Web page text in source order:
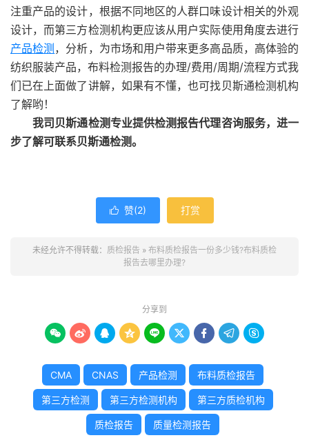
注重产品的设计，根据不同地区的人群口味设计相关的外观
设计，而第三方检测机构更应该从用户实际使用角度去进行
产品检测 ，分析，为市场和用户带来更多高品质，高体验的
纺织服装产品，布料检测报告的办理/费用/周期/流程方式我
们已在上面做了讲解，如果有不懂，也可找贝斯通检测机构
了解哟！
我司贝斯通检测专业提供检测报告代理咨询服务，进一
步了解可联系贝斯通检测。
 赞(2) 打赏
未经允许不得转载： 质检报告 » 布料质检报告一份多少钱?布料质检
报告去哪里办理?
分享到
        
CMA CNAS 产品检测 布料质检报告
第三方检测 第三方检测机构 第三方质检机构
质检报告 质量检测报告